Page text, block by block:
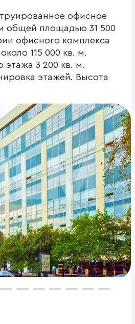
офисное
общей площадью 31 500
офисного комплекса
115 000 кв. м.
3 200 кв. м.
этажей. Высота